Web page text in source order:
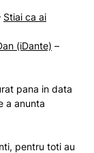
Stiai ca ai
(iDante) –
pana in data
a anunta
pentru toti au